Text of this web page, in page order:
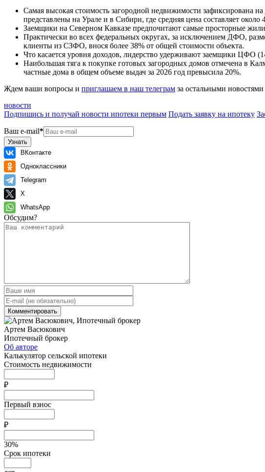
Самая высокая стоимость загородной недвижимости зафиксирована
представлены на Урале и в Сибири, где средняя цена составляет
Заемщики на Северном Кавказе предпочитают самые просторные
Практически во всех федеральных округах, за исключением ДФО,
клиенты из СЗФО, внося более 38% от общей стоимости объекта.
Что касается уровня доходов, лидерство удерживают заемщики ЦФО
Наибольшая тяга к покупке готовых загородных домов отмечена в
частные дома в общем объеме выдач за 2026 год превысила 20%.
Ждем ваши вопросы и приглашаем в наш телеграм за остальными
новости
Подпишись и получай новости ипотеки первым Подать заявку на ипотеку
Ваш e-mail*
Узнать
ВКонтакте
Одноклассники
Telegram
X
WhatsApp
Обсудим?
Артем Васюкович
Ипотечный брокер
Об авторе
Калькулятор сельской ипотеки
Стоимость недвижимости
₽
Первый взнос
₽
30%
Срок ипотеки